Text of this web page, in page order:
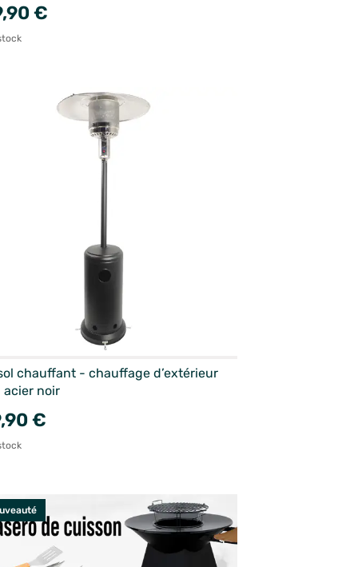
€
chauffant - chauffage d’extérieur
acier noir
€